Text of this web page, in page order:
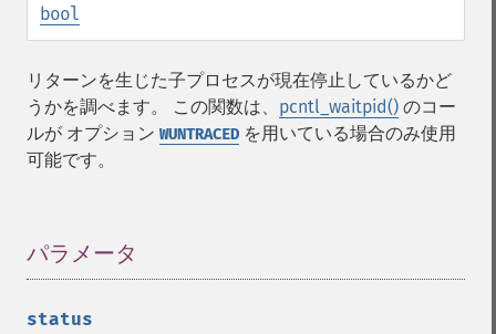
bool
リターンを生じた子プロセスが現在停止しているかど
うかを調べます。 この関数は、 pcntl_waitpid() のコー
ルが オプション WUNTRACED を用いている場合のみ使用
可能です。
パラメータ
status